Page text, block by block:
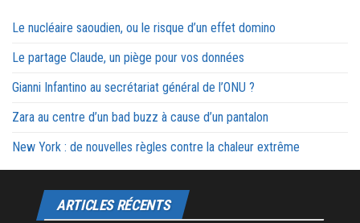
Le nucléaire saoudien, ou le risque d’un effet domino
Le partage Claude, un piège pour vos données
Gianni Infantino au secrétariat général de l’ONU ?
Zara au centre d’un bad buzz à cause d’un pantalon
New York : de nouvelles règles contre la chaleur extrême
ARTICLES RÉCENTS